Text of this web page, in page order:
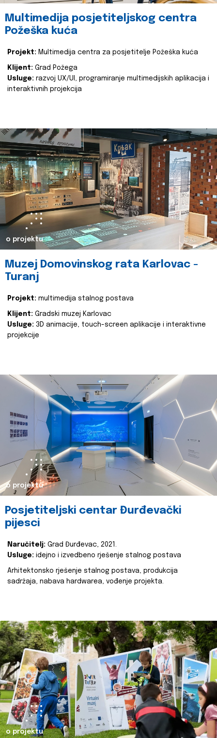
Multimedija posjetiteljskog centra
Požeška kuća
Projekt: Multimedija centra za posjetitelje Požeška kuća
Klijent: Grad Požega
Usluge: razvoj UX/UI, programiranje multimedijskih aplikacija i
interaktivnih projekcija
o projektu
Muzej Domovinskog rata Karlovac -
Turanj
Projekt: multimedija stalnog postava
Klijent: Gradski muzej Karlovac
Usluge: 3D animacije, touch-screen aplikacije i interaktivne
projekcije
o projektu
Posjetiteljski centar Đurđevački
pijesci
Naručitelj: Grad Đurđevac, 2021.
Usluge: idejno i izvedbeno rješenje stalnog postava
Arhitektonsko rješenje stalnog postava, produkcija
sadržaja, nabava hardwarea, vođenje projekta.
o projektu